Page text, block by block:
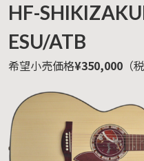
HF-
ESU/ATB
希望小売価格¥350,000 （